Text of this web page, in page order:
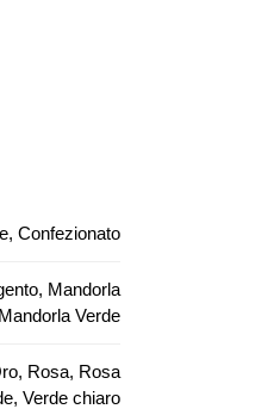
Confezionato
Mandorla
Verde
Rosa, Rosa
Verde chiaro